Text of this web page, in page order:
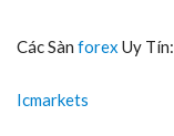
Các Sàn forex Uy Tín:
Icmarkets